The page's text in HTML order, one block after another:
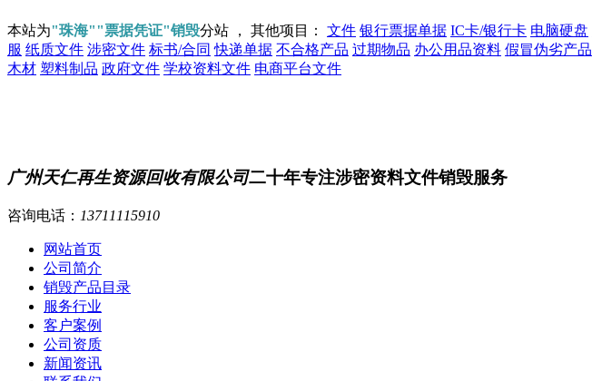
本站为"珠海""票据凭证"销毁分站 ， 其他项目： 文件 银行票据单据 IC卡/银行卡 电脑硬盘
服 纸质文件 涉密文件 标书/合同 快递单据 不合格产品 过期物品 办公用品资料 假冒伪劣产品
木材 塑料制品 政府文件 学校资料文件 电商平台文件
广州天仁再生资源回收有限公司二十年专注涉密资料文件销毁服务
咨询电话： 13711115910
网站首页
公司简介
销毁产品目录
服务行业
客户案例
公司资质
新闻资讯